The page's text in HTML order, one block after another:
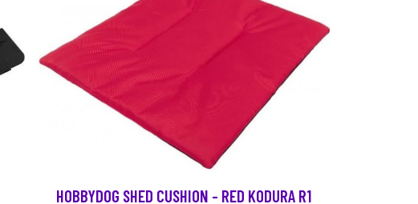
HOBBYDOG SHED CUSHION - RED KODURA R1